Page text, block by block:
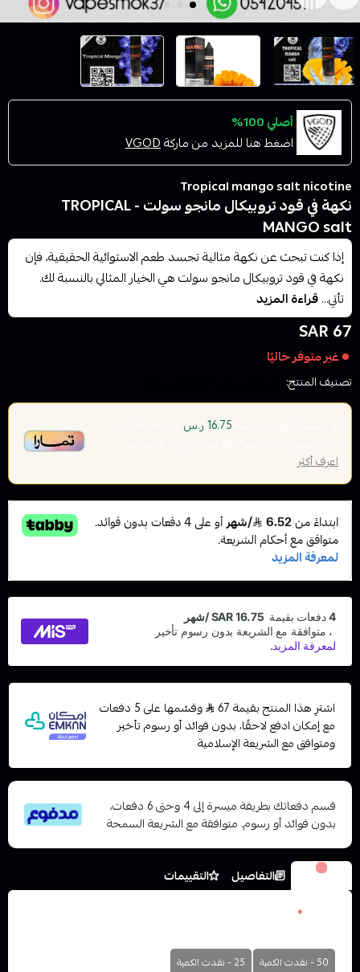
أصلي 100%
اضغط هنا للمزيد من ماركةVGOD
Tropical mango salt nicotine
نكهة في قود تروبيكال مانجو سولت - TROPICAL
MANGO salt
إذا كنت تبحث عن نكهة مثالية تجسد طعم الاستوائية الحقيقية، فإن
نكهة في قود تروبيكال مانجو سولت هي الخيار المثالي بالنسبة لك.
تأتي...قراءة المزيد
67 SAR
غير متوفر حاليًا
تصنيف المنتج:
16.75 ر.س
اعرف أكثر
اشترِ هذا المنتج بقيمة 67
وقسّمها على 5 دفعات
مع إمكان ادفع لاحقًا، بدون فوائد أو رسوم تأخير
ومتوافق مع الشريعة الإسلامية
قسم دفعاتك بطريقة ميسرة إلى 4 وحتى 6 دفعات،
بدون فوائد أو رسوم. متوافقة مع الشريعة السمحة
الخيارات التفاصيل
التقييمات
*
50 - نفدت الكمية 25 - نفدت الكمية